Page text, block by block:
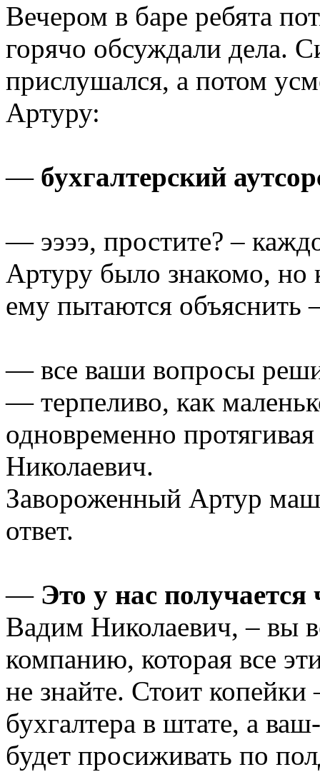
Вечером в баре ребята
горячо обсуждали дела.
прислушался, а потом
Артуру:
— бухгалтерский
— ээээ, простите? –
Артуру было знакомо, но
ему пытаются объяснить
— все ваши вопросы
— терпеливо, как
одновременно
Николаевич.
Завороженный Артур
ответ.
— Это у нас получается
Вадим Николаевич, – вы
компанию, которая все
не знайте. Стоит
бухгалтера в штате, а
будет просиживать по